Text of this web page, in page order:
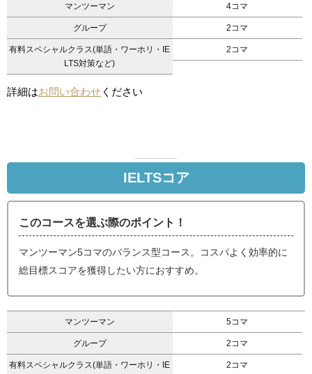
マンツーマン 4コマ
グループ 2コマ
有料スペシャルクラス(単語・ワーホリ・IE
LTS対策など)
2コマ
詳細はお問い合わせ ください
IELTSコア
このコースを選ぶ際のポイント！
マンツーマン5コマのバランス型コース。コスパよく効率的に
総目標スコアを獲得したい方におすすめ。
マンツーマン 5コマ
グループ 2コマ
有料スペシャルクラス(単語・ワーホリ・IE 2コマ